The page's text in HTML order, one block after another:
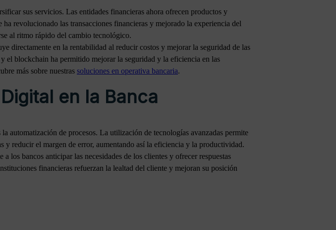
sus servicios. Las entidades financieras ahora ofrecen productos y
revolucionado las transacciones financieras y mejorado la experiencia del
al ritmo rápido del cambio tecnológico.
directamente en la rentabilidad al reducir costos y mejorar la seguridad de las
el blockchain ha permitido mejorar la seguridad y la eficiencia en las
más sobre nuestras soluciones en operativa bancaria.
en la Banca
automatización de procesos. La utilización de tecnologías avanzadas permite
y reducir el margen de error, aumentando así la eficiencia y la productividad.
los bancos anticipar las necesidades de los clientes y ofrecer respuestas
financieras refuerzan la lealtad del cliente y mejoran su posición